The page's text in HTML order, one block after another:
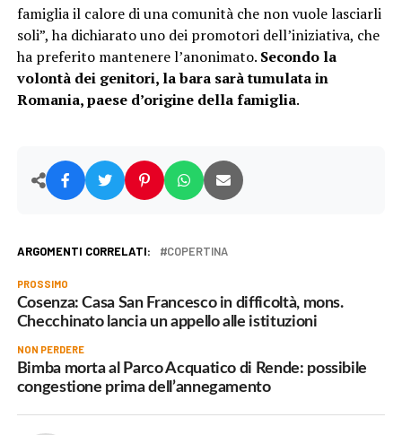
famiglia il calore di una comunità che non vuole lasciarli
soli”, ha dichiarato uno dei promotori dell’iniziativa, che
ha preferito mantenere l’anonimato. Secondo la
volontà dei genitori, la bara sarà tumulata in
Romania, paese d’origine della famiglia.
ARGOMENTI CORRELATI: COPERTINA
PROSSIMO
Cosenza: Casa San Francesco in difficoltà, mons.
Checchinato lancia un appello alle istituzioni
NON PERDERE
Bimba morta al Parco Acquatico di Rende: possibile
congestione prima dell’annegamento